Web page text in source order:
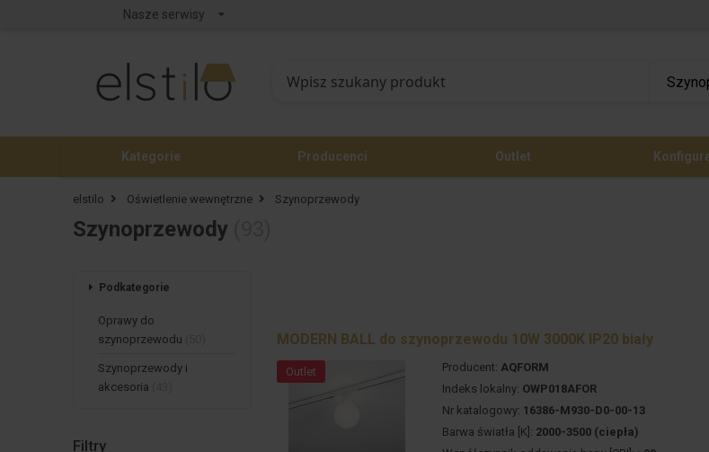
Nasze serwisy
Kategorie Producenci Outlet
elstilo Oświetlenie wewnętrzne Szynoprzewody
Szynoprzewody
Podkategorie
Oprawy do
szynoprzewodu
Szynoprzewody i
akcesoria
Filtry
MODERN BALL do szynoprzewodu 10W 3000K IP20 biały
Outlet Producent: AQFORM
Indeks lokalny: OWP018AFOR
Nr katalogowy: 16386-M930-D0-00-13
Barwa światła [K]: 2000-3500 (ciepła)